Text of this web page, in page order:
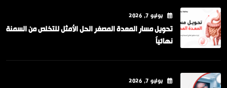
يوليو 7
, 2026
تحويل مسار المعدة المصغر الحل الأمثل للتخلص من السمنة
نهائياً
يوليو 7
, 2026